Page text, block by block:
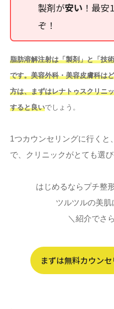
製剤が安い ！最
ぞ！
脂肪溶解注射は「製剤」と「技
です。美容外科・美容皮膚科は
方は、まずはレナトゥスクリニ
すると良いでしょう。
1つカウンセリングに行くと
で、クリニックがとても選
はじめるならプチ整
ツルツルの美
＼紹介でさ
まずは無料カウン